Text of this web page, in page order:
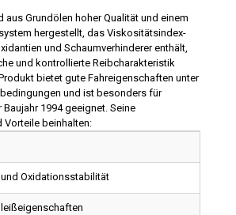
aus Grundölen hoher Qualität und einem
hergestellt, das Viskositätsindex-
und Schaumverhinderer enthält,
und kontrollierte Reibcharakteristik
bietet gute Fahreigenschaften unter
und ist besonders für
1994 geeignet. Seine
Vorteile beinhalten:
Oxidationsstabilität